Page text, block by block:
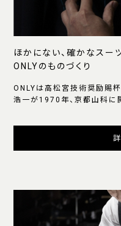
ほかにない、確かなスー
ONLYのものづくり
ONLYは高松宮技術奨励賜杯
浩一が1970年、京都山科に